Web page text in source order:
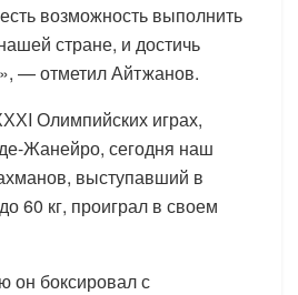
возможность выполнить
стране, и достичь
— отметил Айтжанов.
Олимпийских играх,
Жанейро, сегодня наш
выступавший в
60 кг, проиграл в своем
он боксировал с